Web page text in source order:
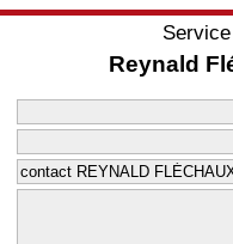
Reynald